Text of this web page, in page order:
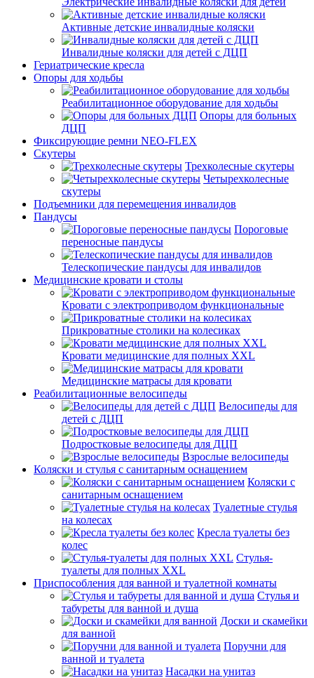
Активные детские инвалидные коляски
Инвалидные коляски для детей с ДЦП
Гериатрические кресла
Опоры для ходьбы
Реабилитационное оборудование для ходьбы
Опоры для больных
ДЦП
Фиксирующие ремни NEO-FLEX
Скутеры
Трехколесные скутеры
Четырехколесные
скутеры
Подъемники для перемещения инвалидов
Пандусы
Пороговые
переносные пандусы
Телескопические пандусы для инвалидов
Медицинские кровати и столы
Кровати с электроприводом функциональные
Прикроватные столики на колесиках
Кровати медицинские для полных XXL
Медицинские матрасы для кровати
Реабилитационные велосипеды
Велосипеды для
детей с ДЦП
Подростковые велосипеды для ДЦП
Взрослые велосипеды
Коляски и стулья с санитарным оснащением
Коляски с
санитарным оснащением
Туалетные стулья
на колесах
Кресла туалеты без
колес
Стулья-
туалеты для полных XXL
Приспособления для ванной и туалетной комнаты
Стулья и
табуреты для ванной и душа
Доски и скамейки
для ванной
Поручни для
ванной и туалета
Насадки на унитаз